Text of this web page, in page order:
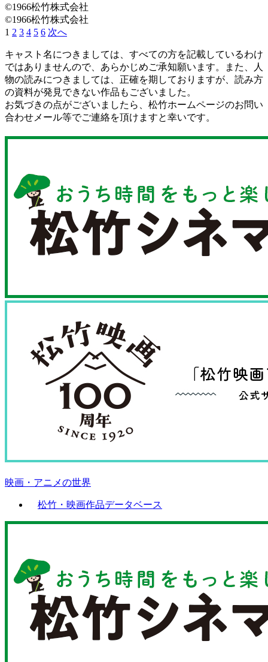
©1966松竹株式会社
©1966松竹株式会社
1 2 3 4 5 6 次へ
キャスト名につきましては、すべての方を記載しているわけ
ではありませんので、あらかじめご承知願います。また、人
物の読みにつきましては、正確を期しておりますが、読み方
の資料が発見できない作品もございました。
お気づきの点がございましたら、松竹ホームページのお問い
合わせメール等でご連絡を頂けますと幸いです。
映画・アニメの世界
松竹・映画作品データベース